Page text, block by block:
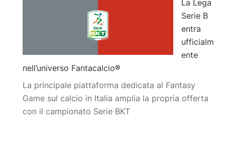
La Lega
Serie B
entra
ufficialm
ente
nell’universo Fantacalcio®
La principale piattaforma dedicata al Fantasy
Game sul calcio in Italia amplia la propria offerta
con il campionato Serie BKT